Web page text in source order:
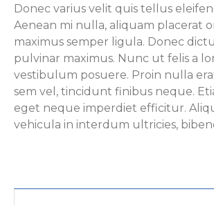
Donec varius velit quis tellus
Aenean mi nulla, aliquam placerat
maximus semper ligula. Donec
pulvinar maximus. Nunc ut felis a
vestibulum posuere. Proin nulla
sem vel, tincidunt finibus neque.
eget neque imperdiet efficitur.
vehicula in interdum ultricies,